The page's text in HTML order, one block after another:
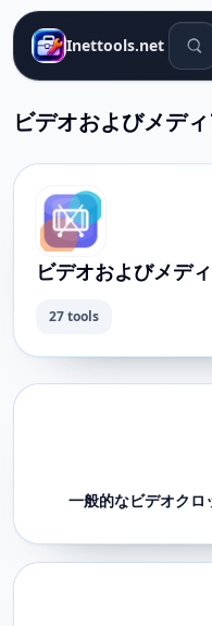
Inettools.net 検索
ビデオおよびメデ
ビデオおよびメデ
27 tools
一般的なビデオクロ